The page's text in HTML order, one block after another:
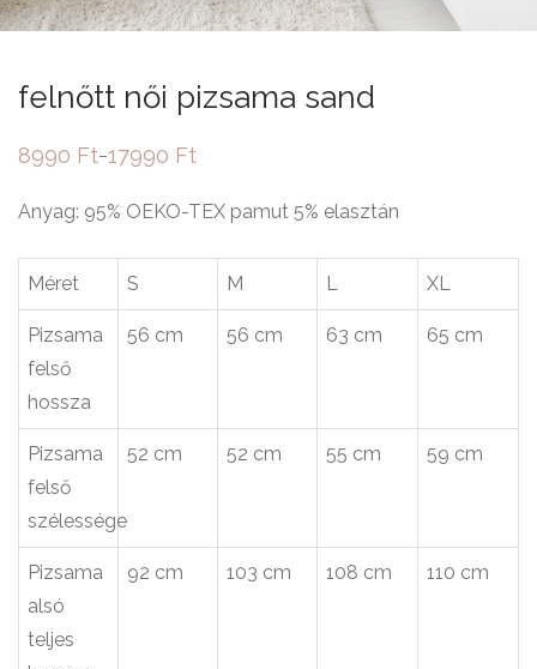
felnőtt női pizsama sand
8990 Ft–17990 Ft
Ártartomány:
17990 Ft
Anyag: 95% OEKO-TEX pamut 5% elasztán
Méret S M L XL
Pizsama
felső
hossza
56 cm 56 cm 63 cm 65 cm
Pizsama
felső
szélessége
52 cm 52 cm 55 cm 59 cm
Pizsama
alsó
teljes
92 cm 103 cm 108 cm 110 cm